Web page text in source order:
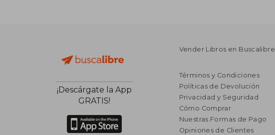
¡Descárgate la App
GRATIS!
Vender Libros en Buscalibre
Términos y Condiciones
Políticas de Devolución
Privacidad y Seguridad
Cómo Comprar
Nuestras Formas de Pago
Opiniones de Clientes